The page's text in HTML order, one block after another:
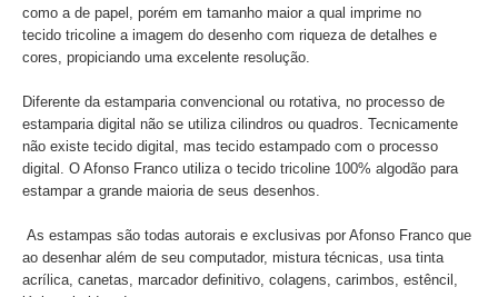
como a de papel, porém em tamanho maior a qual imprime no
tecido tricoline a imagem do desenho com riqueza de detalhes e
cores, propiciando uma excelente resolução.
Diferente da estamparia convencional ou rotativa, no processo de
estamparia digital não se utiliza cilindros ou quadros. Tecnicamente
não existe tecido digital, mas tecido estampado com o processo
digital. O Afonso Franco utiliza o tecido tricoline 100% algodão para
estampar a grande maioria de seus desenhos.
As estampas são todas autorais e exclusivas por Afonso Franco que
ao desenhar além de seu computador, mistura técnicas, usa tinta
acrílica, canetas, marcador definitivo, colagens, carimbos, estêncil,